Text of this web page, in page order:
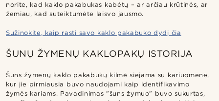
norite, kad kaklo pakabukas kabėtų – ar arčiau krūtinės, ar
žemiau, kad suteiktumėte laisvo jausmo.
Sužinokite, kaip rasti savo kaklo pakabuko dydį čia
ŠUNŲ ŽYMENŲ KAKLOPAKŲ ISTORIJA
Šuns žymenų kaklo pakabukų kilmė siejama su kariuomene,
kur jie pirmiausia buvo naudojami kaip identifikavimo
žymės kariams. Pavadinimas "šuns žymuo" buvo sukurtas,